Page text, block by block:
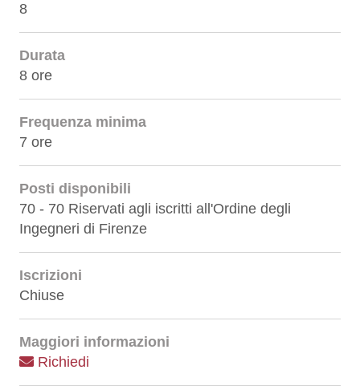
8
Durata
8 ore
Frequenza minima
7 ore
Posti disponibili
70 - 70 Riservati agli iscritti all'Ordine degli
Ingegneri di Firenze
Iscrizioni
Chiuse
Maggiori informazioni
Richiedi